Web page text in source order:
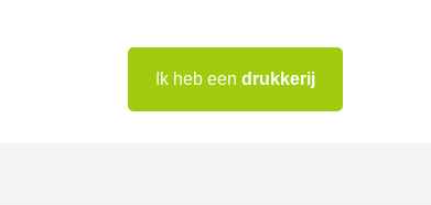
Ik heb een drukkerij